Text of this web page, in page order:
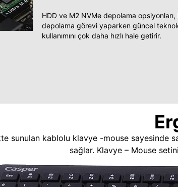
HDD ve M2 NVMe depolama opsiyonları,
depolama görevi yaparken güncel
kullanımını çok daha hızlı hale getirir.
sunulan kablolu klavye -mouse sayesinde
sağlar. Klavye – Mouse